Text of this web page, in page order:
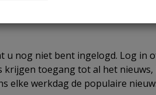
u nog niet bent ingelogd. Log in
krijgen toegang tot al het
elke werkdag de populaire